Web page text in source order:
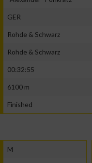
GER
Rohde & Schwarz
Rohde & Schwarz
00:32:55
6100 m
Finished
M